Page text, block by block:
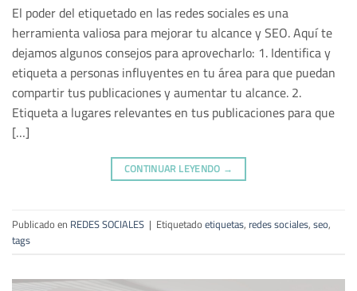
El poder del etiquetado en las redes sociales es una
herramienta valiosa para mejorar tu alcance y SEO. Aquí te
dejamos algunos consejos para aprovecharlo: 1. Identifica y
etiqueta a personas influyentes en tu área para que puedan
compartir tus publicaciones y aumentar tu alcance. 2.
Etiqueta a lugares relevantes en tus publicaciones para que
[…]
CONTINUAR LEYENDO →
Publicado en REDES SOCIALES | Etiquetadoetiquetas, redes sociales,seo,
tags